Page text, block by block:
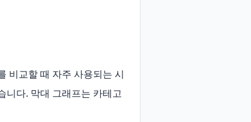
비교할 때 자주 사용되는 시
니다. 막대 그래프는 카테고